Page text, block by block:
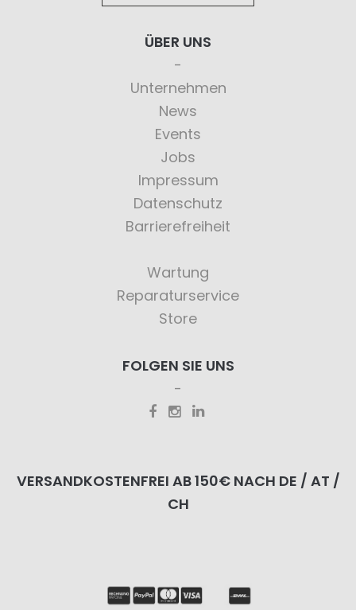
ÜBER UNS
Unternehmen
News
Events
Jobs
Impressum
Datenschutz
Barrierefreiheit
Wartung
Reparaturservice
Store
FOLGEN SIE UNS
VERSANDKOSTENFREI AB 150€ NACH DE / AT /
CH